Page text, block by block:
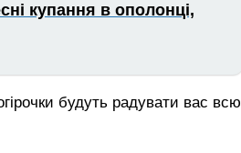
купання в ополонці,
будуть радувати вас всю